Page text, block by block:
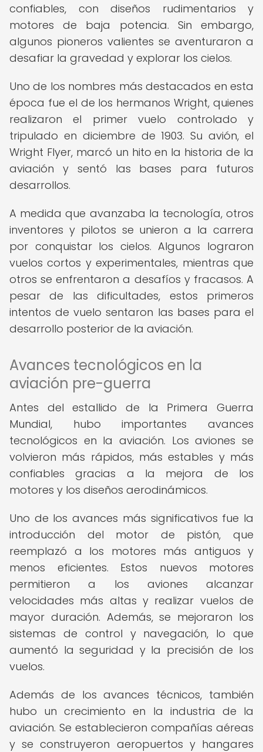
confiables, con diseños rudimentarios y
motores de baja potencia. Sin embargo,
algunos pioneros valientes se aventuraron a
desafiar la gravedad y explorar los cielos.
Uno de los nombres más destacados en esta
época fue el de los hermanos Wright, quienes
realizaron el primer vuelo controlado y
tripulado en diciembre de 1903. Su avión, el
Wright Flyer, marcó un hito en la historia de la
aviación y sentó las bases para futuros
desarrollos.
A medida que avanzaba la tecnología, otros
inventores y pilotos se unieron a la carrera
por conquistar los cielos. Algunos lograron
vuelos cortos y experimentales, mientras que
otros se enfrentaron a desafíos y fracasos. A
pesar de las dificultades, estos primeros
intentos de vuelo sentaron las bases para el
desarrollo posterior de la aviación.
Avances tecnológicos en la
aviación pre-guerra
Antes del estallido de la Primera Guerra
Mundial, hubo importantes avances
tecnológicos en la aviación. Los aviones se
volvieron más rápidos, más estables y más
confiables gracias a la mejora de los
motores y los diseños aerodinámicos.
Uno de los avances más significativos fue la
introducción del motor de pistón, que
reemplazó a los motores más antiguos y
menos eficientes. Estos nuevos motores
permitieron a los aviones alcanzar
velocidades más altas y realizar vuelos de
mayor duración. Además, se mejoraron los
sistemas de control y navegación, lo que
aumentó la seguridad y la precisión de los
vuelos.
Además de los avances técnicos, también
hubo un crecimiento en la industria de la
aviación. Se establecieron compañías aéreas
y se construyeron aeropuertos y hangares